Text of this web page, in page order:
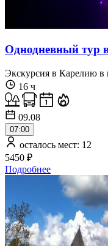
Однодневный тур
Экскурсия в Карелию в
16 ч
09.08
07:00
осталось мест: 12
5450 ₽
Подробнее